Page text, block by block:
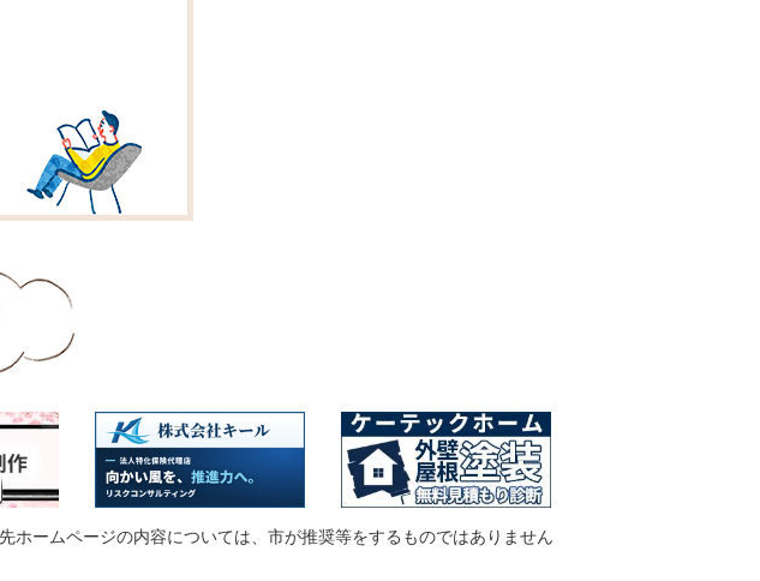
ホームページの内容については、市が推奨等をするものではありません